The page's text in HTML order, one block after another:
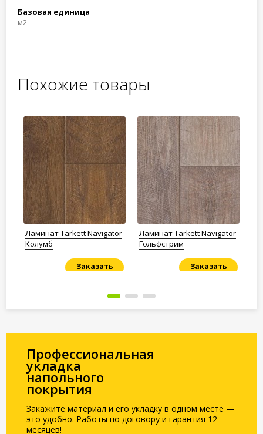
Базовая единица
м2
Похожие товары
Ламинат Tarkett Navigator
Колумб
Заказать
Ламинат Tarkett Navigator
Гольфстрим
Заказать
Профессиональная
укладка
напольного
покрытия
Закажите материал и его укладку в одном месте —
это удобно. Работы по договору и гарантия 12
месяцев!